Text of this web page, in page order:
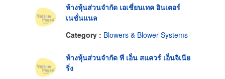
ห้างหุ้นส่วนจำกัด เอเชี่ยนเทค อินเตอร์
เนชั่นแนล
Category : Blowers & Blower Systems
ห้างหุ้นส่วนจำกัด ที เอ็น สแควร์ เอ็นจิเนีย
ริ่ง